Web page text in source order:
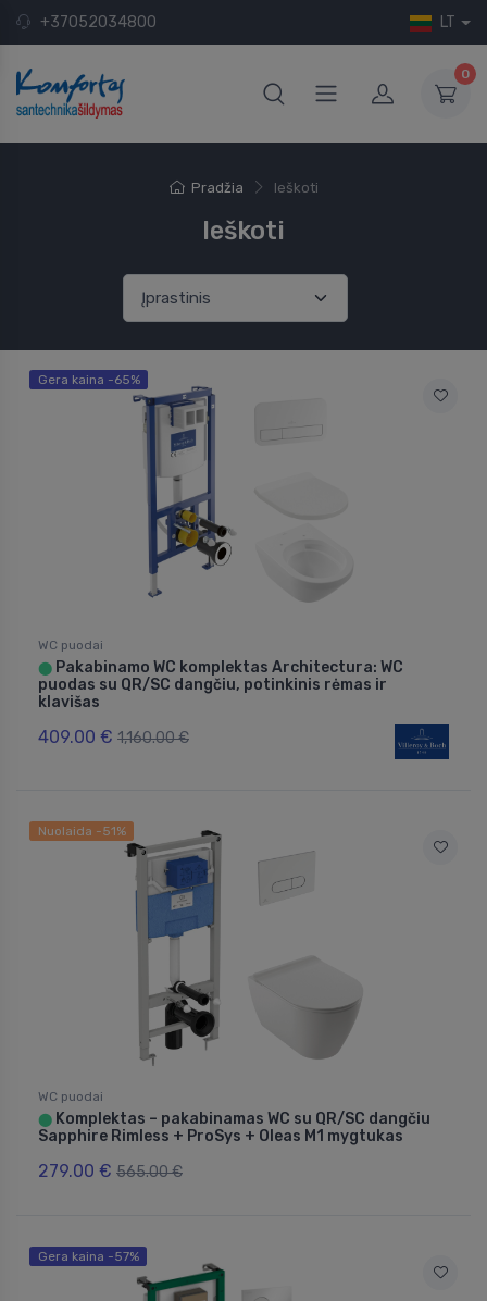
+37052034800 LT
0
Pradžia Ieškoti
Ieškoti
Gera kaina -65%
WC puodai
⬤ Pakabinamo WC komplektas Architectura: WC
puodas su QR/SC dangčiu, potinkinis rėmas ir
klavišas
409.00 € 1,160.00 €
Nuolaida -51%
WC puodai
⬤ Komplektas – pakabinamas WC su QR/SC dangčiu
Sapphire Rimless + ProSys + Oleas M1 mygtukas
279.00 € 565.00 €
Gera kaina -57%